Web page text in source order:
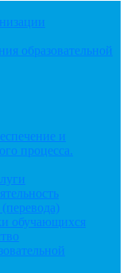
образовательной
и
процесса.
обучающихся